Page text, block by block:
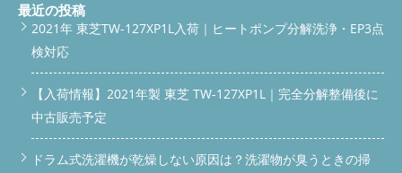
最近の投稿
2021年 東芝TW-127XP1L入荷｜ヒートポンプ分解洗浄・EP3点
検対応
【入荷情報】2021年製 東芝 TW-127XP1L｜完全分解整備後に
中古販売予定
ドラム式洗濯機が乾燥しない原因は？洗濯物が臭うときの掃